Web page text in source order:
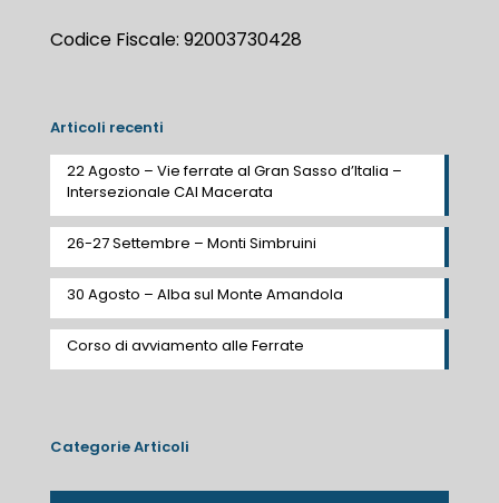
Codice Fiscale: 92003730428
Articoli recenti
22 Agosto – Vie ferrate al Gran Sasso d’Italia –
Intersezionale CAI Macerata
26-27 Settembre – Monti Simbruini
30 Agosto – Alba sul Monte Amandola
Corso di avviamento alle Ferrate
Categorie Articoli